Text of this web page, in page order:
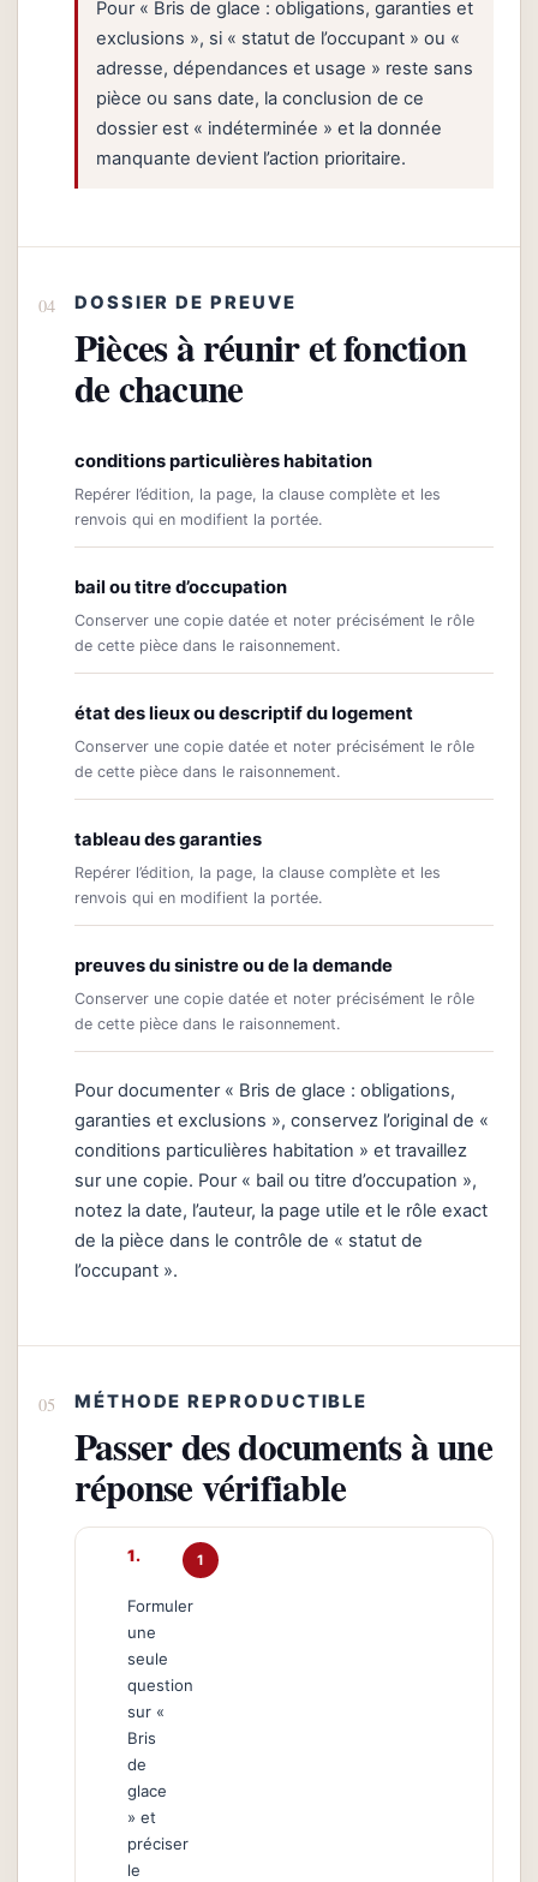
Pour « Bris de glace : obligations, garanties et
exclusions », si « statut de l’occupant » ou «
adresse, dépendances et usage » reste sans
pièce ou sans date, la conclusion de ce
dossier est « indéterminée » et la donnée
manquante devient l’action prioritaire.
DOSSIER DE PREUVE
Pièces à réunir et fonction
de chacune
conditions particulières habitation
Repérer l’édition, la page, la clause complète et les
renvois qui en modifient la portée.
bail ou titre d’occupation
Conserver une copie datée et noter précisément le rôle
de cette pièce dans le raisonnement.
état des lieux ou descriptif du logement
Conserver une copie datée et noter précisément le rôle
de cette pièce dans le raisonnement.
tableau des garanties
Repérer l’édition, la page, la clause complète et les
renvois qui en modifient la portée.
preuves du sinistre ou de la demande
Conserver une copie datée et noter précisément le rôle
de cette pièce dans le raisonnement.
Pour documenter « Bris de glace : obligations,
garanties et exclusions », conservez l’original de «
conditions particulières habitation » et travaillez
sur une copie. Pour « bail ou titre d’occupation »,
notez la date, l’auteur, la page utile et le rôle exact
de la pièce dans le contrôle de « statut de
l’occupant ».
MÉTHODE REPRODUCTIBLE
Passer des documents à une
réponse vérifiable
1
Formuler
une
seule
question
sur «
Bris
de
glace
» et
préciser
le